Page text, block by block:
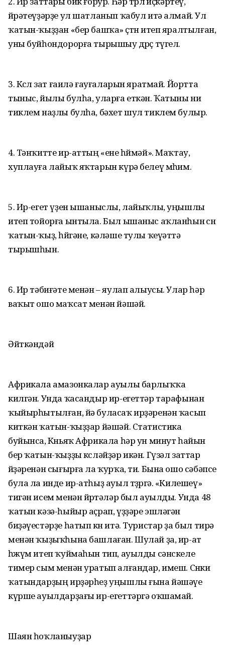
өйрәтеүҙәрҙе ул шатланып ҡабул итә алмай. Ул
ҡатын-ҡыҙҙан «бер башҡа» өҫтөн итеп яралтылған,
уны буйһондорорға тырышыу дөрөҫ түгел.
3. Көслө зат ғаилә ғауғаларын яратмай. Йортта
тыныс, йылы булһа, уларға еткән. Ҡатыны ни
тиклем наҙлы булһа, бәхет шул тиклем булыр.
4. Тәнҡитте ир-аттың «ене һөймәй». Маҡтау,
хуплауға лайыҡ яҡтарын күрә белеү мөһим.
5. Ир-егет үҙен ышаныслы, лайыҡлы, уңышлы
итеп тойорға ынтыла. Был ышаныс аҡланһын өсөн
ҡатын-ҡыҙ, һөйгәне, кәләше тулы ҡеүәттә
тырышһын.
6. Ир тәбиғәте менән – яулап алыу­сы. Улар һәр
ваҡыт ошо маҡсат менән йәшәй.
Әйткәндәй
Африкала амазонкалар ауылы барлыҡҡа
килгән. Унда ҡасандыр ир-егеттәр тарафынан
ҡыйырһытылған, йә буласаҡ ирҙәренән ҡасып
киткән ҡатын-ҡыҙҙар йәшәй. Статистика
буйынса, Көньяҡ Африкала һәр ун минут һайын
бер ҡатын-ҡыҙҙы көсләй­ҙәр икән. Гүзәл заттар
өйҙәренән сығырға ла ҡурҡа, ти. Бына ошо сәбәпсе
була ла инде ир-атһыҙ ауыл төҙөргә. «Килешеү»
тигән исем менән йөрөтәләр был ауылды. Унда 48
ҡатын кәзә-һыйыр аҫрап, үҙҙәре эшләгән
биҙәүестәрҙе һатып көн итә. Туристар ҙа был тирә
менән ҡыҙыҡһына башлаған. Шулай ҙа, ир-ат
һөжүм итеп ҡуймаһын тип, ауылды сәнскеле
тимер сым менән уратып алғандар, имеш. Сөнки
ҡатындарҙың ирҙәрһеҙ уңышлы ғына йәшәүе
күрше ауылдарҙағы ир-егеттәргә оҡшамай.
Шаян һоҡланыуҙар